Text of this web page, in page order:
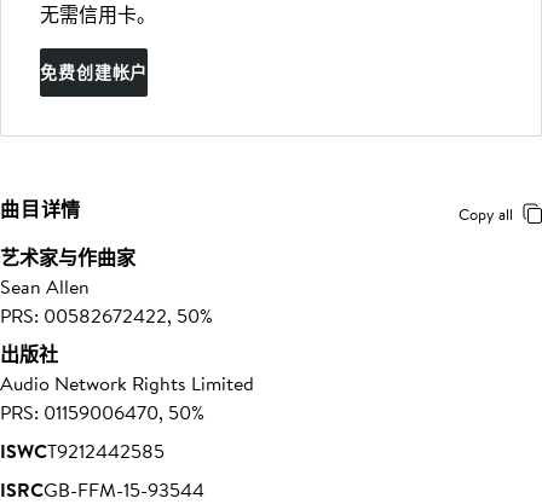
无需信用卡。
免费创建帐户
曲目详情 Copy all
艺术家与作曲家
Sean Allen
PRS: 00582672422, 50%
出版社
Audio Network Rights Limited
PRS: 01159006470, 50%
ISWCT9212442585
ISRCGB-FFM-15-93544